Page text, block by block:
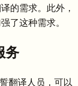
的需求。此外，
了这种需求。
务
翻译人员，可以